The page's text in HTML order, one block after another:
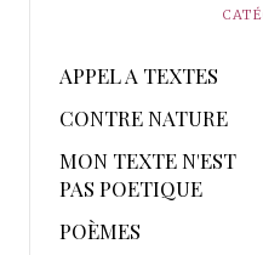
APPEL A TEXTES
CONTRE NATURE
MON TEXTE N'EST
PAS POETIQUE
POÈMES